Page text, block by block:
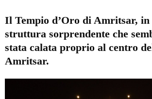
Il Tempio d’Oro di Amritsar, in
struttura sorprendente che
stata calata proprio al centro
Amritsar.